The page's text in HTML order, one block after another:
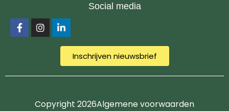
Social media
Inschrijven nieuwsbrief
Copyright 2026Algemene voorwaarden